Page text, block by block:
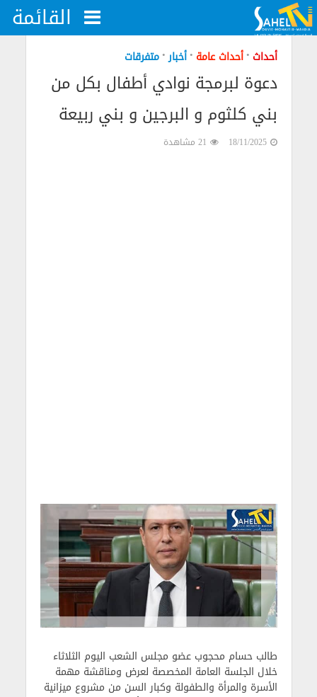
القائمة
أحداث • أحداث عامة • أخبار• متفرقات
دعوة لبرمجة نوادي أطفال بكل من
بني كلثوم و البرجين و بني ربيعة
18/11/2025 21 مشاهدة
طالب حسام محجوب عضو مجلس الشعب اليوم الثلاثاء
خلال الجلسة العامة المخصصة لعرض ومناقشة مهمة
الأسرة والمرأة والطفولة وكبار السن من مشروع ميزانية